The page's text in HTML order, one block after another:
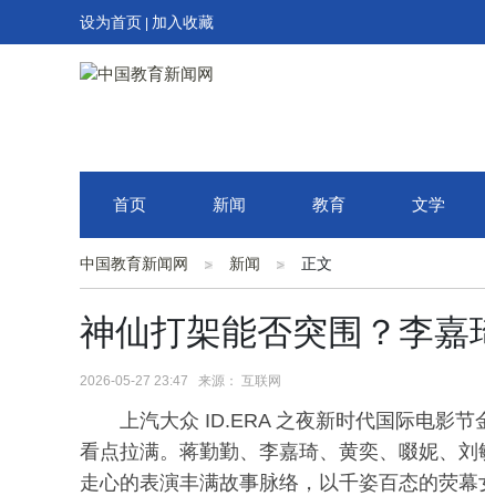
设为首页 加入收藏
首页 新闻 教育 文学
中国教育新闻网 新闻 正文
神仙打架能否突围？李
2026-05-27 23:47 来源： 互联网
上汽大众 ID.ERA 之夜新时代国际电影
看点拉满。蒋勤勤、李嘉琦、黄奕、啜妮、
走心的表演丰满故事脉络，以千姿百态的荧